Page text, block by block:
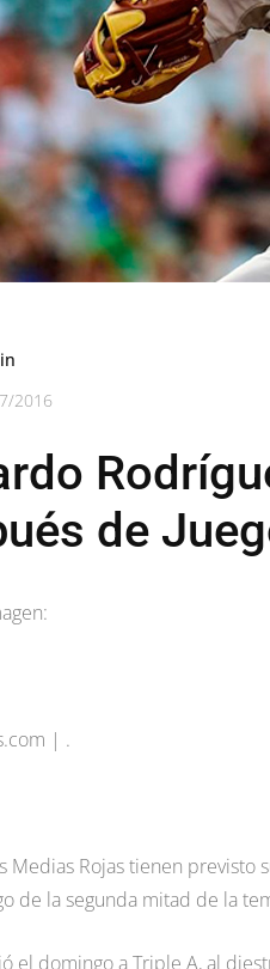
2016
de
| .
Medias Rojas tienen
de la segunda mitad de la
el domingo a Triple A, al